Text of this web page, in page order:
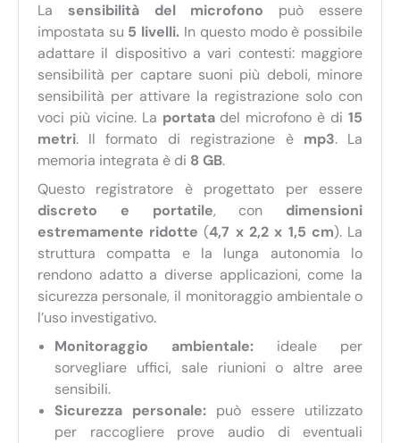
La sensibilità del microfono può essere
impostata su 5 livelli. In questo modo è possibile
adattare il dispositivo a vari contesti: maggiore
sensibilità per captare suoni più deboli, minore
sensibilità per attivare la registrazione solo con
voci più vicine. La portatadel microfono è di15
metri. Il formato di registrazione èmp3. La
memoria integrata è di 8 GB.
Questo registratore è progettato per essere
discreto e portatile, con dimensioni
estremamente ridotte (4,7 x 2,2 x 1,5 cm). La
struttura compatta e la lunga autonomia lo
rendono adatto a diverse applicazioni, come la
sicurezza personale, il monitoraggio ambientale o
l’uso investigativo.
Monitoraggio ambientale: ideale per
sorvegliare uffici, sale riunioni o altre aree
sensibili.
Sicurezza personale: può essere utilizzato
per raccogliere prove audio di eventuali